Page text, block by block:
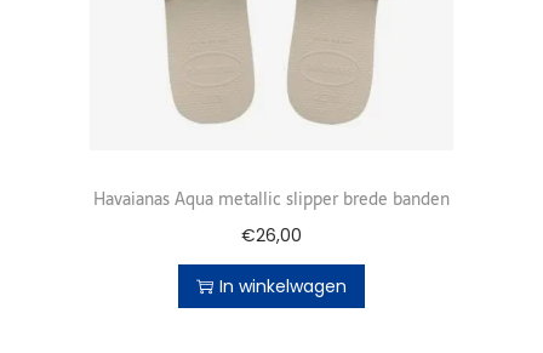
Havaianas Aqua metallic slipper brede banden
€26,00
In winkelwagen